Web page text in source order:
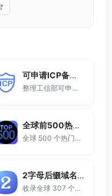
可申请ICP备案域名后缀大全
整理工信部可申请ICP网站备案的域名后缀大全。
全球前500热门域名后缀排行
全球 500 个热门域名后缀排名，展示注册量排行、是否可备案、适用范围与用途简介，帮助企业与个人在 2025 年快速选择合适的顶级域名。
2字母后缀域名大全
收录全球 307 个两字符域名后缀。